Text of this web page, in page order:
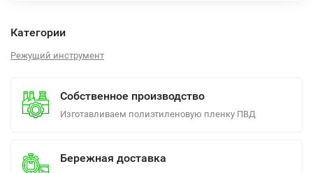
Категории
Режущий инструмент
Собственное производство
Изготавливаем полиэтиленовую пленку ПВД
Бережная доставка